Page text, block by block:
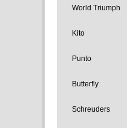
World Triumph
Kito
Punto
Butterfly
Schreuders